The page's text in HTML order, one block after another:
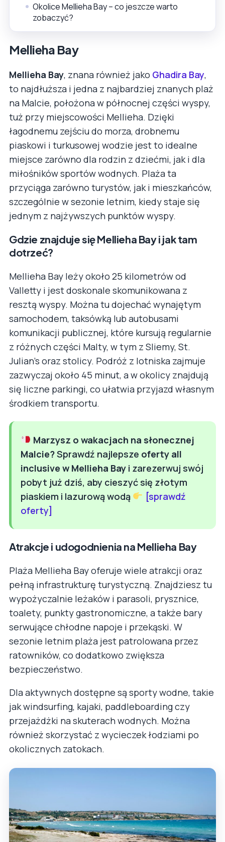
Okolice Mellieha Bay – co jeszcze warto
zobaczyć?
Mellieha Bay
Mellieha Bay, znana również jako Ghadira Bay,
to najdłuższa i jedna z najbardziej znanych plaż
na Malcie, położona w północnej części wyspy,
tuż przy miejscowości Mellieha. Dzięki
łagodnemu zejściu do morza, drobnemu
piaskowi i turkusowej wodzie jest to idealne
miejsce zarówno dla rodzin z dziećmi, jak i dla
miłośników sportów wodnych. Plaża ta
przyciąga zarówno turystów, jak i mieszkańców,
szczególnie w sezonie letnim, kiedy staje się
jednym z najżywszych punktów wyspy.
Gdzie znajduje się Mellieha Bay i jak tam
dotrzeć?
Mellieha Bay leży około 25 kilometrów od
Valletty i jest doskonale skomunikowana z
resztą wyspy. Można tu dojechać wynajętym
samochodem, taksówką lub autobusami
komunikacji publicznej, które kursują regularnie
z różnych części Malty, w tym z Sliemy, St.
Julian’s oraz stolicy. Podróż z lotniska zajmuje
zazwyczaj około 45 minut, a w okolicy znajdują
się liczne parkingi, co ułatwia przyjazd własnym
środkiem transportu.
Marzysz o wakacjach na słonecznej
Malcie?Sprawdź najlepsze oferty all
inclusive w Mellieha Bay i zarezerwuj swój
pobyt już dziś, aby cieszyć się złotym
piaskiem i lazurową wodą
[sprawdź
oferty]
Atrakcje i udogodnienia na Mellieha Bay
Plaża Mellieha Bay oferuje wiele atrakcji oraz
pełną infrastrukturę turystyczną. Znajdziesz tu
wypożyczalnie leżaków i parasoli, prysznice,
toalety, punkty gastronomiczne, a także bary
serwujące chłodne napoje i przekąski. W
sezonie letnim plaża jest patrolowana przez
ratowników, co dodatkowo zwiększa
bezpieczeństwo.
Dla aktywnych dostępne są sporty wodne, takie
jak windsurfing, kajaki, paddleboarding czy
przejażdżki na skuterach wodnych. Można
również skorzystać z wycieczek łodziami po
okolicznych zatokach.